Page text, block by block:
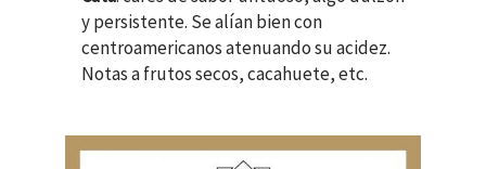
y persistente. Se alían bien con
centroamericanos atenuando su acidez.
Notas a frutos secos, cacahuete, etc.